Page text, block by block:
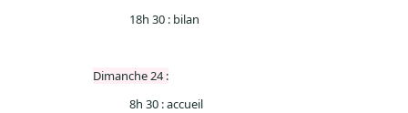
18h 30 : bilan
Dimanche 24 :
8h 30 : accueil